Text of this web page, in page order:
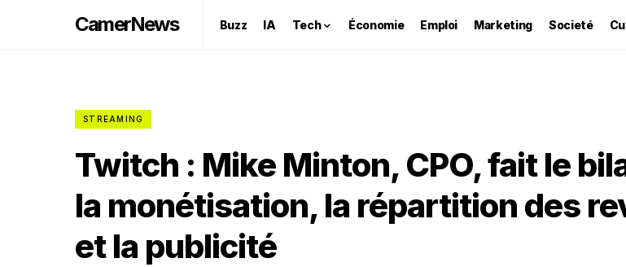
CamerNews Buzz IA Tech Économie Emploi Marketing Societé
STREAMING
Twitch : Mike Minton, CPO, fait le
la monétisation, la répartition des
et la publicité